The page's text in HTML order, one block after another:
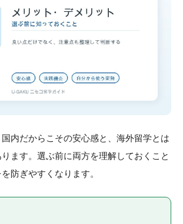
内だからこその安心感と、海外留学とは
ます。選ぶ前に両方を理解しておくこと
防ぎやすくなります。